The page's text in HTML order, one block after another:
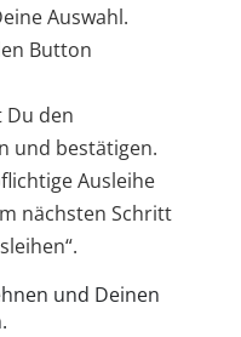
Auswahl.
Button
Du den
und bestätigen.
Ausleihe
nächsten Schritt
und Deinen